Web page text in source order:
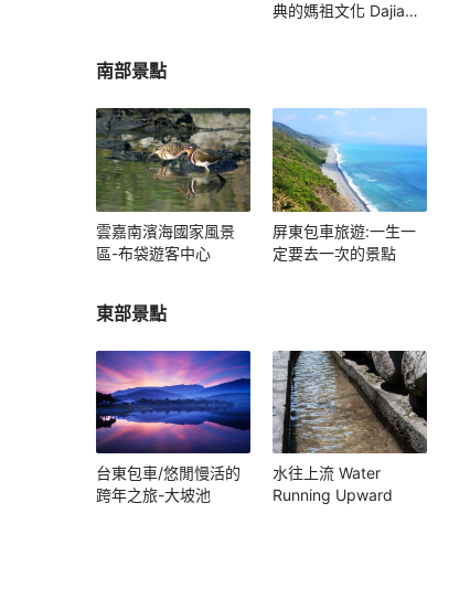
典的媽祖文化 Dajia
南部景點
雲嘉南濱海國家風景
區-布袋遊客中心
屏東包車旅遊:一生一
定要去一次的景點
東部景點
台東包車/悠閒慢活的
跨年之旅-大坡池
水往上流 Water
Running Upward